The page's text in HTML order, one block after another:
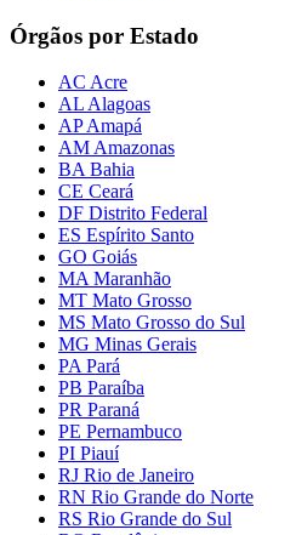
Órgãos por Estado
AC Acre
AL Alagoas
AP Amapá
AM Amazonas
BA Bahia
CE Ceará
DF Distrito Federal
ES Espírito Santo
GO Goiás
MA Maranhão
MT Mato Grosso
MS Mato Grosso do Sul
MG Minas Gerais
PA Pará
PB Paraíba
PR Paraná
PE Pernambuco
PI Piauí
RJ Rio de Janeiro
RN Rio Grande do Norte
RS Rio Grande do Sul